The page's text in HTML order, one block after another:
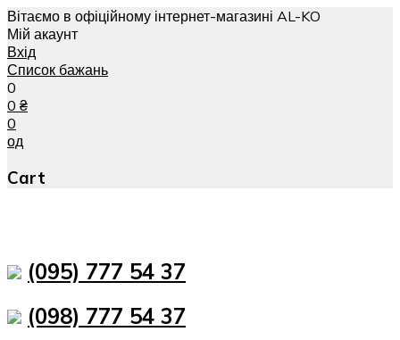
Вітаємо в офіційному інтернет-магазині AL-KO
Мій акаунт
Вхід
Список бажань
0
0 ₴
0
од
Cart
(095) 777 54 37
(098) 777 54 37